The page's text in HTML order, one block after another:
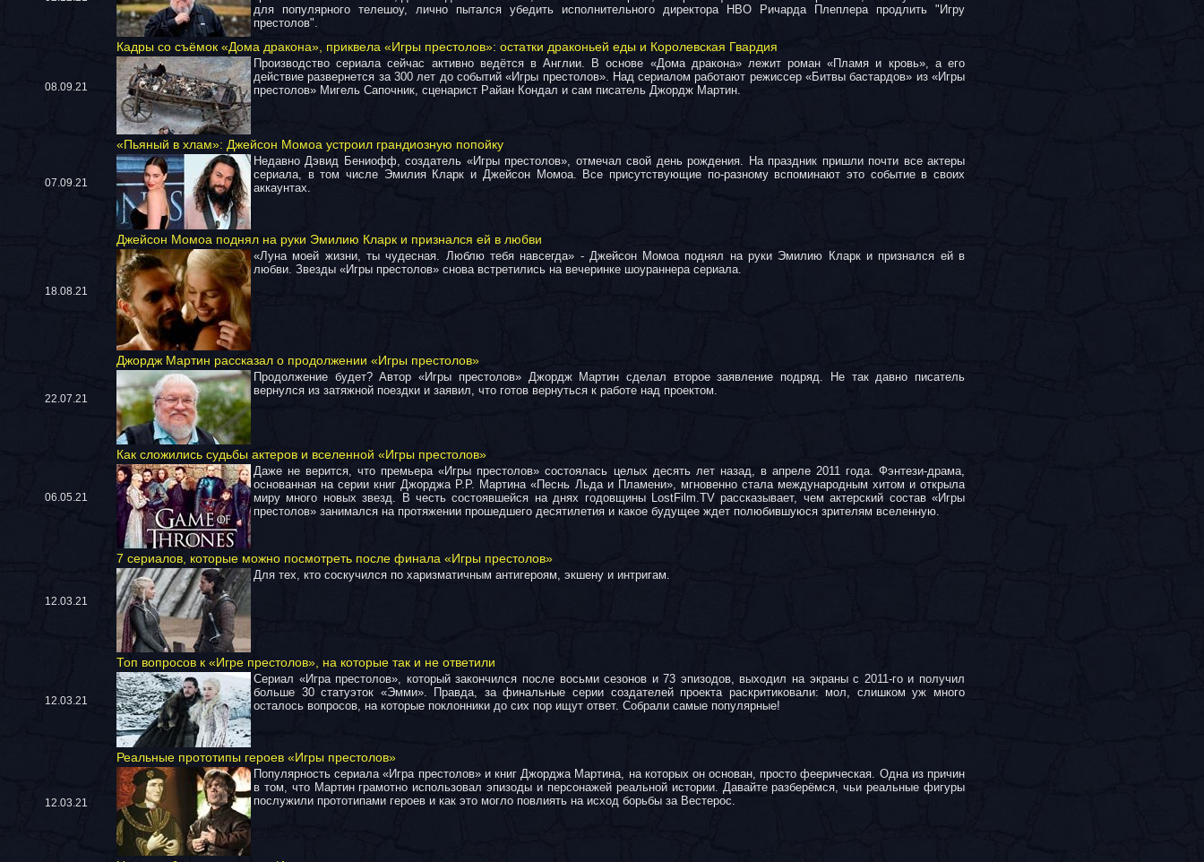
для популярного телешоу, лично пытался убедить исполнительного директора HBO Ричарда Плеплера продлить "Игру
престолов".
08.09.21
Кадры со съёмок «Дома дракона», приквела «Игры престолов»: остатки драконьей еды и Королевская Гвардия
Производство сериала сейчас активно ведётся в Англии. В основе «Дома дракона» лежит роман «Пламя и кровь», а его
действие развернется за 300 лет до событий «Игры престолов». Над сериалом работают режиссер «Битвы бастардов» из «Игры
престолов» Мигель Сапочник, сценарист Райан Кондал и сам писатель Джордж Мартин.
07.09.21
«Пьяный в хлам»: Джейсон Момоа устроил грандиозную попойку
Недавно Дэвид Бениофф, создатель «Игры престолов», отмечал свой день рождения. На праздник пришли почти все актеры
сериала, в том числе Эмилия Кларк и Джейсон Момоа. Все присутствующие по-разному вспоминают это событие в своих
аккаунтах.
18.08.21
Джейсон Момоа поднял на руки Эмилию Кларк и признался ей в любви
«Луна моей жизни, ты чудесная. Люблю тебя навсегда» - Джейсон Момоа поднял на руки Эмилию Кларк и признался ей в
любви. Звезды «Игры престолов» снова встретились на вечеринке шоураннера сериала.
22.07.21
Джордж Мартин рассказал о продолжении «Игры престолов»
Продолжение будет? Автор «Игры престолов» Джордж Мартин сделал второе заявление подряд. Не так давно писатель
вернулся из затяжной поездки и заявил, что готов вернуться к работе над проектом.
06.05.21
Как сложились судьбы актеров и вселенной «Игры престолов»
Даже не верится, что премьера «Игры престолов» состоялась целых десять лет назад, в апреле 2011 года. Фэнтези-драма,
основанная на серии книг Джорджа Р.Р. Мартина «Песнь Льда и Пламени», мгновенно стала международным хитом и открыла
миру много новых звезд. В честь состоявшейся на днях годовщины LostFilm.TV рассказывает, чем актерский состав «Игры
престолов» занимался на протяжении прошедшего десятилетия и какое будущее ждет полюбившуюся зрителям вселенную.
12.03.21
7 сериалов, которые можно посмотреть после финала «Игры престолов»
Для тех, кто соскучился по харизматичным антигероям, экшену и интригам.
12.03.21
Топ вопросов к «Игре престолов», на которые так и не ответили
Сериал «Игра престолов», который закончился после восьми сезонов и 73 эпизодов, выходил на экраны с 2011-го и получил
больше 30 статуэток «Эмми». Правда, за финальные серии создателей проекта раскритиковали: мол, слишком уж много
осталось вопросов, на которые поклонники до сих пор ищут ответ. Собрали самые популярные!
12.03.21
Реальные прототипы героев «Игры престолов»
Популярность сериала «Игра престолов» и книг Джорджа Мартина, на которых он основан, просто феерическая. Одна из причин
в том, что Мартин грамотно использовал эпизоды и персонажей реальной истории. Давайте разберёмся, чьи реальные фигуры
послужили прототипами героев и как это могло повлиять на исход борьбы за Вестерос.